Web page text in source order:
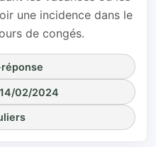
une incidence dans le
de congés.
02/2024